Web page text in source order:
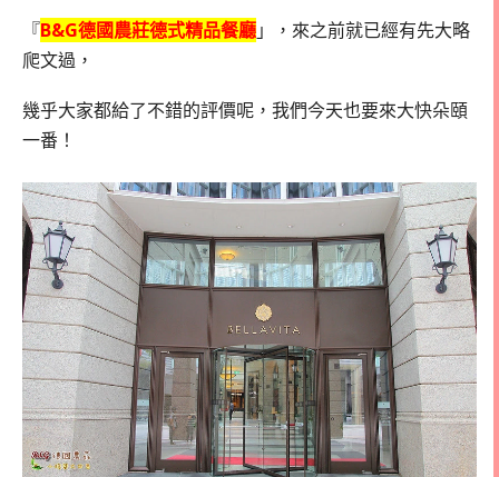
『B&G德國農莊德式精品餐廳」，來之前就已經有先大略
爬文過，
幾乎大家都給了不錯的評價呢，我們今天也要來大快朵頤
一番！